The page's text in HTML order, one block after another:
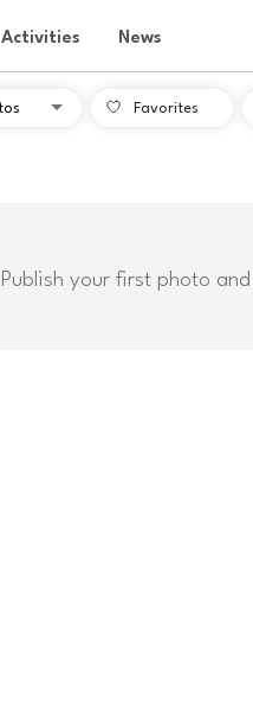
Activities News
Favorites
Publish your first photo